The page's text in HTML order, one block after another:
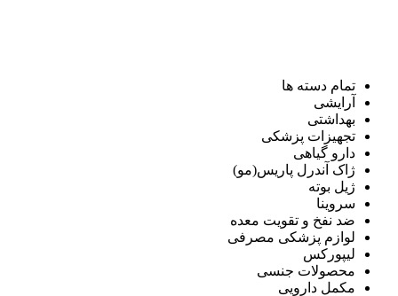
تمام دسته ها
آرایشی
بهداشتی
تجهیزات پزشکی
دارو گیاهی
ژاک آندرل پاریس(مو)
ژیل بوته
سروینا
ضد نفخ و تقویت معده
لوازم پزشکی مصرفی
لیپورکس
محصولات جنسی
مکمل دارویی